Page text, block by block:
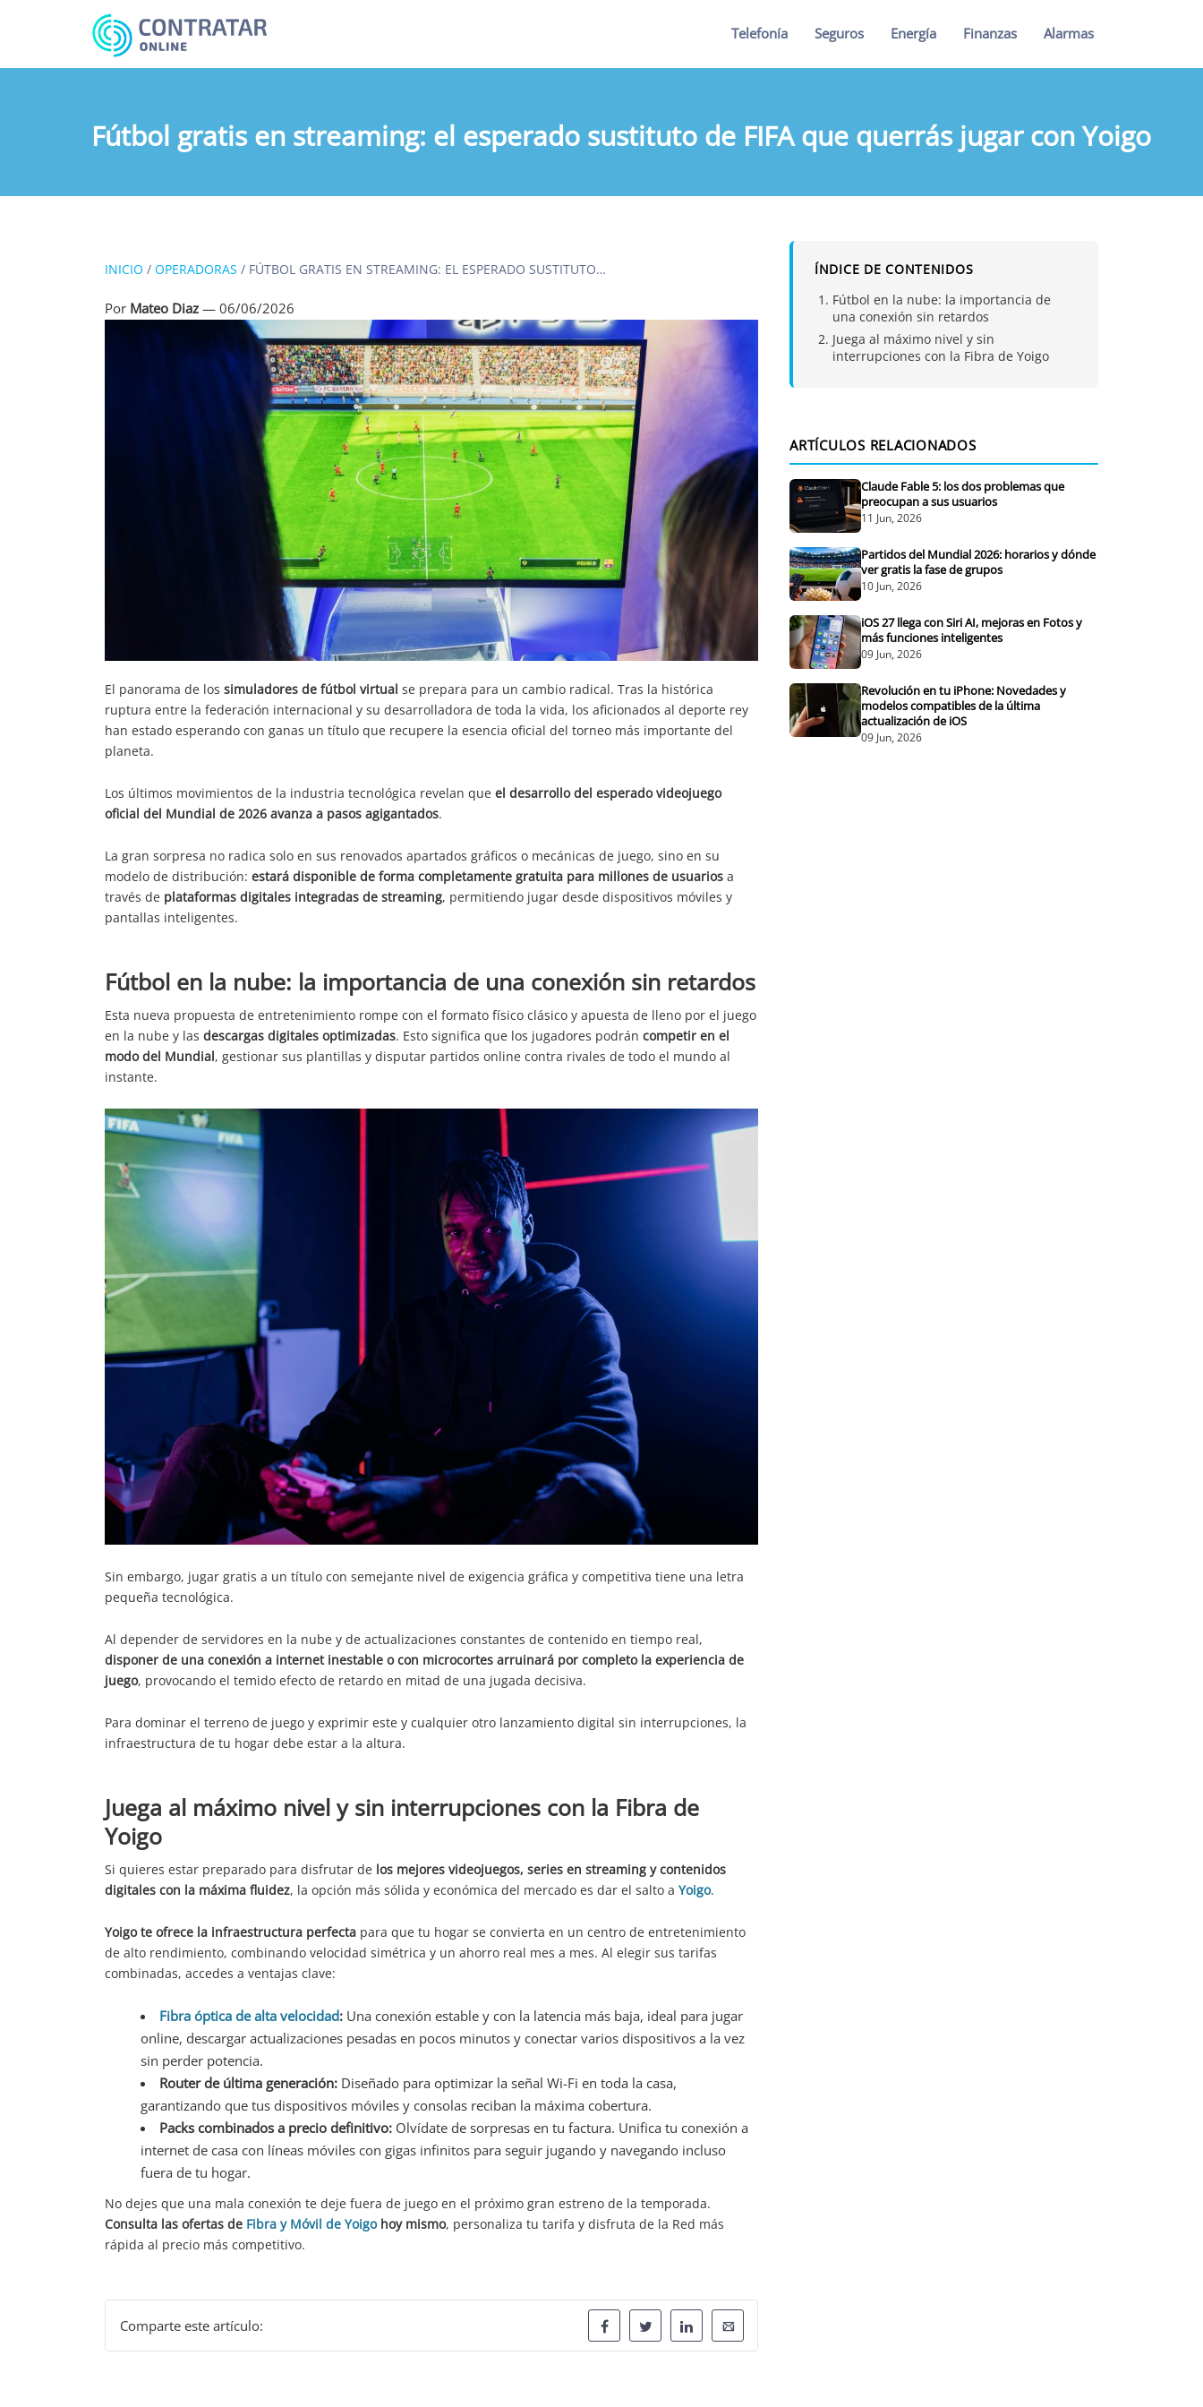
Busca
algo...
Telefonía Seguros Energía Finanzas Alarmas
Fútbol gratis en streaming: el esperado sustituto de FIFA que querrás jugar con Yoigo
INICIO / OPERADORAS / FÚTBOL GRATIS EN STREAMING: EL ESPERADO SUSTITUTO…
Por Mateo Diaz — 06/06/2026
El panorama de los simuladores de fútbol virtual se prepara para un cambio radical. Tras la histórica
ruptura entre la federación internacional y su desarrolladora de toda la vida, los aficionados al deporte rey
han estado esperando con ganas un título que recupere la esencia oficial del torneo más importante del
planeta.
Los últimos movimientos de la industria tecnológica revelan que el desarrollo del esperado videojuego
oficial del Mundial de 2026 avanza a pasos agigantados.
La gran sorpresa no radica solo en sus renovados apartados gráficos o mecánicas de juego, sino en su
modelo de distribución: estará disponible de forma completamente gratuita para millones de usuarios a
través de plataformas digitales integradas de streaming, permitiendo jugar desde dispositivos móviles y
pantallas inteligentes.
Fútbol en la nube: la importancia de una conexión sin retardos
Esta nueva propuesta de entretenimiento rompe con el formato físico clásico y apuesta de lleno por el juego
en la nube y las descargas digitales optimizadas. Esto significa que los jugadores podrán competir en el
modo del Mundial, gestionar sus plantillas y disputar partidos online contra rivales de todo el mundo al
instante.
Sin embargo, jugar gratis a un título con semejante nivel de exigencia gráfica y competitiva tiene una letra
pequeña tecnológica.
Al depender de servidores en la nube y de actualizaciones constantes de contenido en tiempo real,
disponer de una conexión a internet inestable o con microcortes arruinará por completo la experiencia de
juego, provocando el temido efecto de retardo en mitad de una jugada decisiva.
Para dominar el terreno de juego y exprimir este y cualquier otro lanzamiento digital sin interrupciones, la
infraestructura de tu hogar debe estar a la altura.
Juega al máximo nivel y sin interrupciones con la Fibra de
Yoigo
Si quieres estar preparado para disfrutar de los mejores videojuegos, series en streaming y contenidos
digitales con la máxima fluidez, la opción más sólida y económica del mercado es dar el salto a Yoigo.
Yoigo te ofrece la infraestructura perfecta para que tu hogar se convierta en un centro de entretenimiento
de alto rendimiento, combinando velocidad simétrica y un ahorro real mes a mes. Al elegir sus tarifas
combinadas, accedes a ventajas clave:
Fibra óptica de alta velocidad: Una conexión estable y con la latencia más baja, ideal para jugar
online, descargar actualizaciones pesadas en pocos minutos y conectar varios dispositivos a la vez
sin perder potencia.
Router de última generación: Diseñado para optimizar la señal Wi-Fi en toda la casa,
garantizando que tus dispositivos móviles y consolas reciban la máxima cobertura.
Packs combinados a precio definitivo: Olvídate de sorpresas en tu factura. Unifica tu conexión a
internet de casa con líneas móviles con gigas infinitos para seguir jugando y navegando incluso
fuera de tu hogar.
No dejes que una mala conexión te deje fuera de juego en el próximo gran estreno de la temporada.
Consulta las ofertas de Fibra y Móvil de Yoigohoy mismo, personaliza tu tarifa y disfruta de la Red más
rápida al precio más competitivo.
Comparte este artículo:
ÍNDICE DE CONTENIDOS
Fútbol en la nube: la importancia de
una conexión sin retardos
Juega al máximo nivel y sin
interrupciones con la Fibra de Yoigo
ARTÍCULOS RELACIONADOS
Claude Fable 5: los dos problemas que
preocupan a sus usuarios
11 Jun, 2026
Partidos del Mundial 2026: horarios y dónde
ver gratis la fase de grupos
10 Jun, 2026
iOS 27 llega con Siri AI, mejoras en Fotos y
más funciones inteligentes
09 Jun, 2026
Revolución en tu iPhone: Novedades y
modelos compatibles de la última
actualización de iOS
09 Jun, 2026